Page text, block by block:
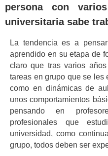
persona con
universitaria sabe
La tendencia es a
aprendido en su etapa de
claro que tras varios
tareas en grupo que se les
como en dinámicas de
unos comportamientos
pensando en
profesionales que
universidad, como
grupo, todos deben ser